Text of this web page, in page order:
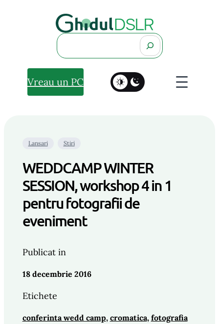
Search
Vreau un PC
Lansari Stiri
WEDDCAMP WINTER
SESSION, workshop 4 in 1
pentru fotografii de
eveniment
Publicat in
18 decembrie 2016
Etichete
conferinta wedd camp, cromatica, fotografia